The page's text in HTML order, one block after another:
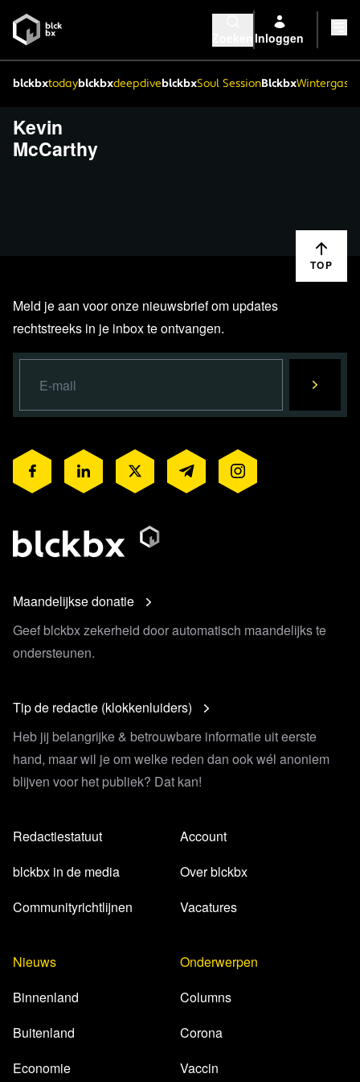
Inloggen
blckbxtodayblckbxdeepdiveblckbxSoul SessionBlckbx
Kevin
McCarthy
TOP
Meld je aan voor onze nieuwsbrief om updates
rechtstreeks in je inbox te ontvangen.
Maandelijkse donatie
Geef blckbx zekerheid door automatisch maandelijks te
ondersteunen.
Tip de redactie (klokkenluiders)
Heb jij belangrijke & betrouwbare informatie uit eerste
hand, maar wil je om welke reden dan ook wél anoniem
blijven voor het publiek? Dat kan!
Redactiestatuut
blckbx in de media
Communityrichtlijnen
Account
Over blckbx
Vacatures
Nieuws
Binnenland
Buitenland
Economie
Onderwerpen
Columns
Corona
Vaccin